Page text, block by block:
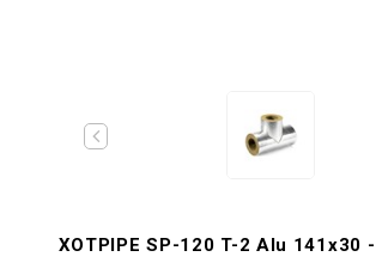
XOTPIPE SP-120 T-2 Alu 141x30